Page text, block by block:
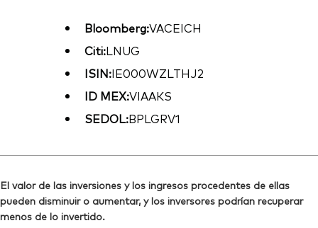
Bloomberg:VACEICH
Citi:LNUG
ISIN:IE000WZLTHJ2
ID MEX:VIAAKS
SEDOL:BPLGRV1
El valor de las inversiones y los ingresos procedentes de ellas
pueden disminuir o aumentar, y los inversores podrían recuperar
menos de lo invertido.